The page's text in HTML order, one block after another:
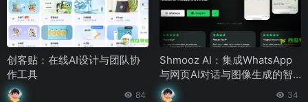
创客贴：在线AI设计与团队协
作工具
84
Shmooz AI：集成WhatsApp
与网页AI对话与图像生成的智
能助手平台
34